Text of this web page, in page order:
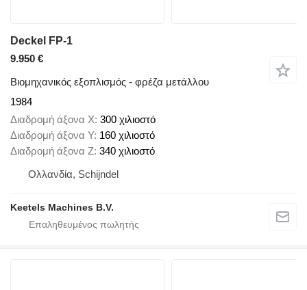
Deckel FP-1
9.950 €
Βιομηχανικός εξοπλισμός - φρέζα μετάλλου
1984
Διαδρομή άξονα X 300 χιλιοστό
Διαδρομή άξονα Y 160 χιλιοστό
Διαδρομή άξονα Z 340 χιλιοστό
Ολλανδία, Schijndel
Keetels Machines B.V.